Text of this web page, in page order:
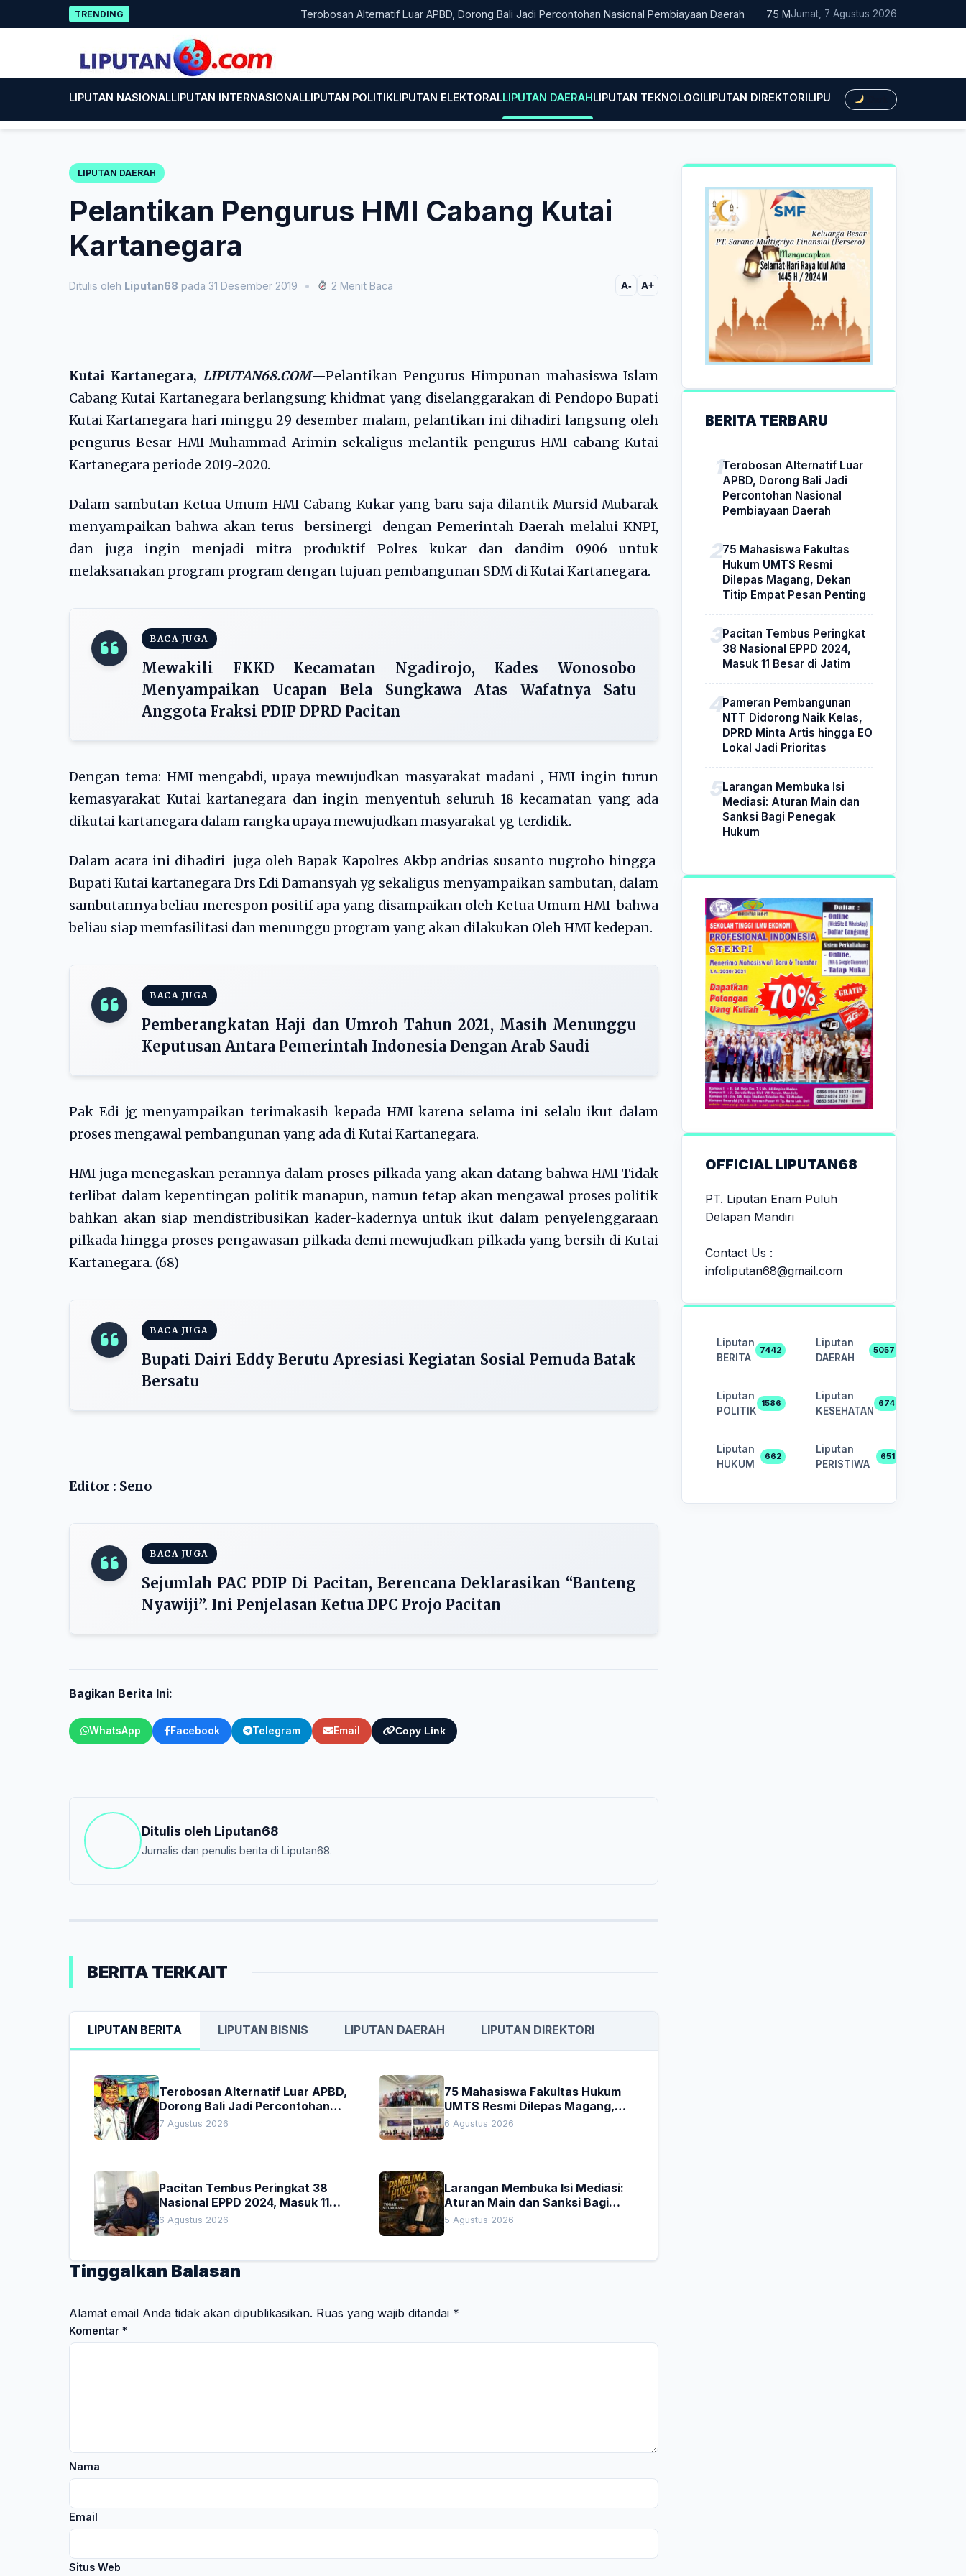
to
TRENDING Terobosan Alternatif Luar APBD, Dorong Bali Jadi Percontohan Nasional Pembiayaan Daerah 75 Mahasiswa Fakultas Hukum UMTS Resmi
Jumat, 7 Agustus 2026
LIPUTAN NASIONALLIPUTAN INTERNASIONALLIPUTAN POLITIKLIPUTAN ELEKTORALLIPUTAN DAERAHLIPUTAN TEKNOLOGILIPUTAN DIREKTORILIPUTAN HUKUMLIPUTAN
LIPUTAN DAERAH
Pelantikan Pengurus HMI Cabang Kutai
Kartanegara
Ditulis oleh Liputan68 pada 31 Desember 2019 • 2 Menit Baca A- A+
Kutai Kartanegara, LIPUTAN68.COM—Pelantikan Pengurus Himpunan mahasiswa Islam
Cabang Kutai Kartanegara berlangsung khidmat yang diselanggarakan di Pendopo Bupati
Kutai Kartanegara hari minggu 29 desember malam, pelantikan ini dihadiri langsung oleh
pengurus Besar HMI Muhammad Arimin sekaligus melantik pengurus HMI cabang Kutai
Kartanegara periode 2019-2020.
Dalam sambutan Ketua Umum HMI Cabang Kukar yang baru saja dilantik Mursid Mubarak
menyampaikan bahwa akan terus bersinergi dengan Pemerintah Daerah melalui KNPI,
dan juga ingin menjadi mitra produktif Polres kukar dan dandim 0906 untuk
melaksanakan program program dengan tujuan pembangunan SDM di Kutai Kartanegara.
BACA JUGA
Mewakili FKKD Kecamatan Ngadirojo, Kades Wonosobo
Menyampaikan Ucapan Bela Sungkawa Atas Wafatnya Satu
Anggota Fraksi PDIP DPRD Pacitan
Dengan tema: HMI mengabdi, upaya mewujudkan masyarakat madani , HMI ingin turun
kemasyarakat Kutai kartanegara dan ingin menyentuh seluruh 18 kecamatan yang ada
dikutai kartanegara dalam rangka upaya mewujudkan masyarakat yg terdidik.
Dalam acara ini dihadiri juga oleh Bapak Kapolres Akbp andrias susanto nugroho hingga
Bupati Kutai kartanegara Drs Edi Damansyah yg sekaligus menyampaikan sambutan, dalam
sambutannya beliau merespon positif apa yang disampaikan oleh Ketua Umum HMI bahwa
beliau siap memfasilitasi dan menunggu program yang akan dilakukan Oleh HMI kedepan.
BACA JUGA
Pemberangkatan Haji dan Umroh Tahun 2021, Masih Menunggu
Keputusan Antara Pemerintah Indonesia Dengan Arab Saudi
Pak Edi jg menyampaikan terimakasih kepada HMI karena selama ini selalu ikut dalam
proses mengawal pembangunan yang ada di Kutai Kartanegara.
HMI juga menegaskan perannya dalam proses pilkada yang akan datang bahwa HMI Tidak
terlibat dalam kepentingan politik manapun, namun tetap akan mengawal proses politik
bahkan akan siap mendistribusikan kader-kadernya untuk ikut dalam penyelenggaraan
pilkada hingga proses pengawasan pilkada demi mewujudkan pilkada yang bersih di Kutai
Kartanegara. (68)
BACA JUGA
Bupati Dairi Eddy Berutu Apresiasi Kegiatan Sosial Pemuda Batak
Bersatu
Editor : Seno
BACA JUGA
Sejumlah PAC PDIP Di Pacitan, Berencana Deklarasikan “Banteng
Nyawiji”. Ini Penjelasan Ketua DPC Projo Pacitan
Bagikan Berita Ini:
WhatsApp Facebook Telegram Email Copy Link
Ditulis oleh Liputan68
Jurnalis dan penulis berita di Liputan68.
BERITA TERKAIT
LIPUTAN BERITA LIPUTAN BISNIS LIPUTAN DAERAH LIPUTAN DIREKTORI
Terobosan Alternatif Luar APBD,
Dorong Bali Jadi Percontohan
Nasional Pembiayaan Daerah
7 Agustus 2026
75 Mahasiswa Fakultas Hukum
UMTS Resmi Dilepas Magang,
Dekan Titip Empat Pesan
6 Agustus 2026
Pacitan Tembus Peringkat 38
Nasional EPPD 2024, Masuk 11
Besar di Jatim
6 Agustus 2026
Larangan Membuka Isi Mediasi:
Aturan Main dan Sanksi Bagi
Penegak Hukum
5 Agustus 2026
Tinggalkan Balasan
Alamat email Anda tidak akan dipublikasikan. Ruas yang wajib ditandai *
Komentar *
Nama
Email
Situs Web
BERITA TERBARU
Terobosan Alternatif Luar
APBD, Dorong Bali Jadi
Percontohan Nasional
Pembiayaan Daerah
75 Mahasiswa Fakultas
Hukum UMTS Resmi
Dilepas Magang, Dekan
Titip Empat Pesan Penting
Pacitan Tembus Peringkat
38 Nasional EPPD 2024,
Masuk 11 Besar di Jatim
Pameran Pembangunan
NTT Didorong Naik Kelas,
DPRD Minta Artis hingga EO
Lokal Jadi Prioritas
Larangan Membuka Isi
Mediasi: Aturan Main dan
Sanksi Bagi Penegak
Hukum
OFFICIAL LIPUTAN68
PT. Liputan Enam Puluh
Delapan Mandiri
Contact Us :
infoliputan68@gmail.com
Liputan
BERITA
7442
Liputan
DAERAH
5057
Liputan
POLITIK
1586
Liputan
KESEHATAN
674
Liputan
HUKUM
662
Liputan
PERISTIWA
651